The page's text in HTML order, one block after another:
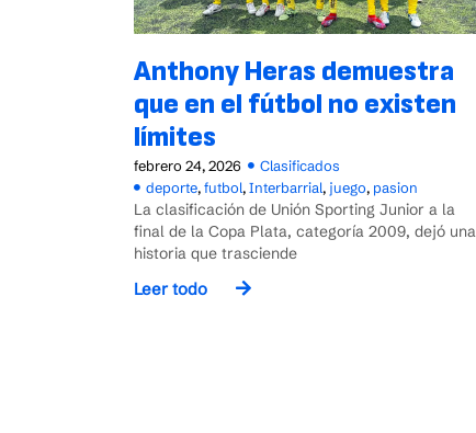
Anthony Heras demuestra
que en el fútbol no existen
límites
febrero 24, 2026
Clasificados
deporte,futbol,Interbarrial, juego, pasion
La clasificación de Unión Sporting Junior a la
final de la Copa Plata, categoría 2009, dejó una
historia que trasciende
Leer todo